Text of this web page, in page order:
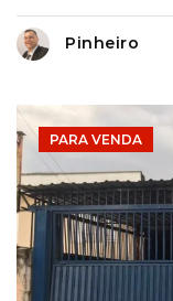
Pinheiro
PARA VENDA